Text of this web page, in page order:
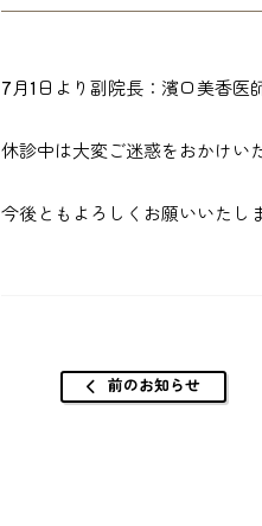
7月1日より副院長：濱口美香医
休診中は大変ご迷惑をおかけい
今後ともよろしくお願いいたし
前のお知らせ